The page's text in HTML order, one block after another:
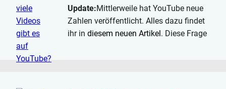
Update:Mittlerweile hat YouTube neue
Zahlen veröffentlicht. Alles dazu findet
ihr in diesem neuen Artikel . Diese Frage